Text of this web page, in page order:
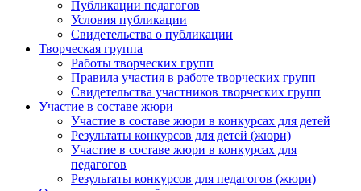
Публикации педагогов
Условия публикации
Свидетельства о публикации
Творческая группа
Работы творческих групп
Правила участия в работе творческих групп
Свидетельства участников творческих групп
Участие в составе жюри
Участие в составе жюри в конкурсах для детей
Результаты конкурсов для детей (жюри)
Участие в составе жюри в конкурсах для
педагогов
Результаты конкурсов для педагогов (жюри)